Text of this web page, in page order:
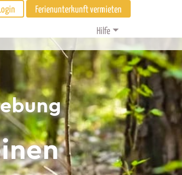
Ferienunterkunft vermieten
Hilfe